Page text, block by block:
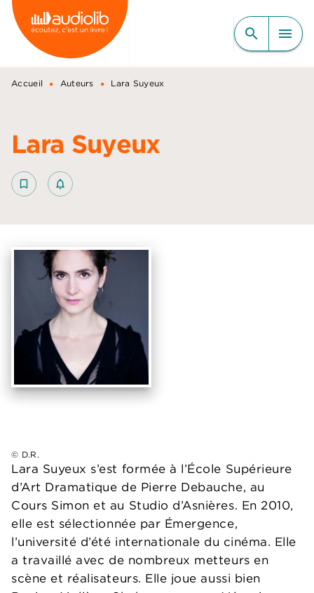
MENU RECHERCHE
CONTENU
PIED DE PAGE
search menu
Accueil • Auteurs • Lara Suyeux
Lara Suyeux
bookmark_border notifications_none_outlined
Lara Suyeux s’est formée à l’École Supérieure
d’Art Dramatique de Pierre Debauche, au
Cours Simon et au Studio d’Asnières. En 2010,
elle est sélectionnée par Émergence,
l’université d’été internationale du cinéma. Elle
a travaillé avec de nombreux metteurs en
scène et réalisateurs. Elle joue aussi bien
© D.R.